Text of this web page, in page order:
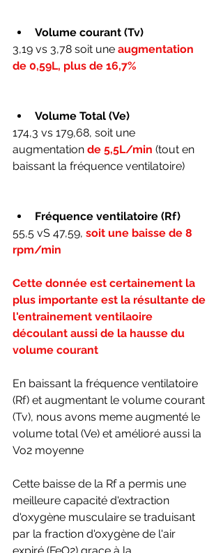
Volume courant (Tv)
3,19 vs 3,78 soit une augmentation
de 0,59L, plus de 16,7%
Volume Total (Ve)
174,3 vs 179,68, soit une
augmentation de 5,5L/min (tout en
baissant la fréquence ventilatoire)
Fréquence ventilatoire (Rf)
55,5 vS 47,59, soit une baisse de 8
rpm/min
Cette donnée est certainement la
plus importante est la résultante de
l'entrainement ventilaoire
découlant aussi de la hausse du
volume courant
En baissant la fréquence ventilatoire
(Rf) et augmentant le volume courant
(Tv), nous avons meme augmenté le
volume total (Ve) et amélioré aussi la
Vo2 moyenne
Cette baisse de la Rf a permis une
meilleure capacité d'extraction
d'oxygène musculaire se traduisant
par la fraction d'oxygène de l'air
expiré (FeO2) grace à la